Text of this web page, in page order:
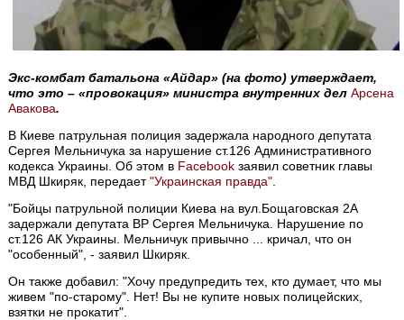
Экс-комбат батальона «Айдар» (на фото) утверждает,
что это – «провокация» министра внутренних делАрсена
Авакова.
В Киеве патрульная полиция задержала народного депутата
Сергея Мельничука за нарушение ст.126 Административного
кодекса Украины. Об этом в Facebook заявил советник главы
МВД Шкиряк, передает"Украинская правда"
"Бойцы патрульной полиции Киева на вул.Бощаговская 2А
задержали депутата ВР Сергея Мельничука. Нарушение по
ст.126 АК Украины. Мельничук привычно ... кричал, что он
"особенный", - заявил Шкиряк.
Он также добавил: "Хочу предупредить тех, кто думает, что мы
живем "по-старому". Нет! Вы не купите новых полицейских,
взятки не прокатит".